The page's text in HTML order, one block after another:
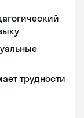
трудности